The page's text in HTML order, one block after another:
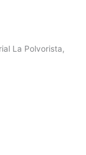
La Polvorista,